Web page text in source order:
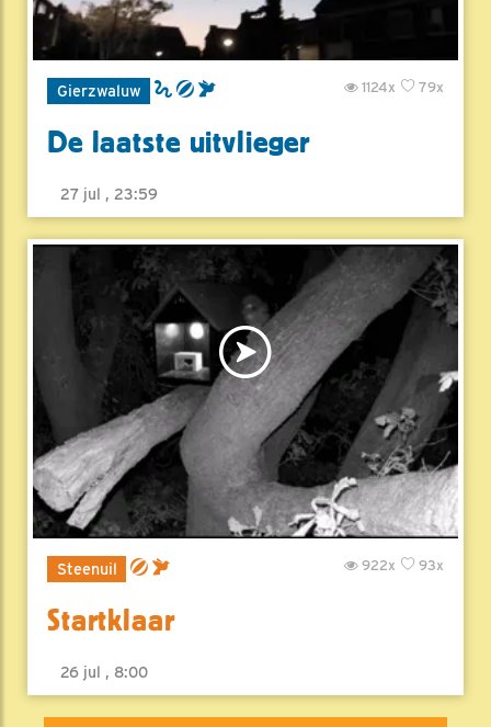
Gierzwaluw 79x
1124x
De laatste uitvlieger
27 jul , 23:59
Steenuil 93x
922x
Startklaar
26 jul , 8:00